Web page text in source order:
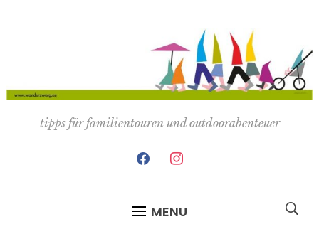
tipps für familientouren und outdoorabenteuer
facebookinstagram
MENU